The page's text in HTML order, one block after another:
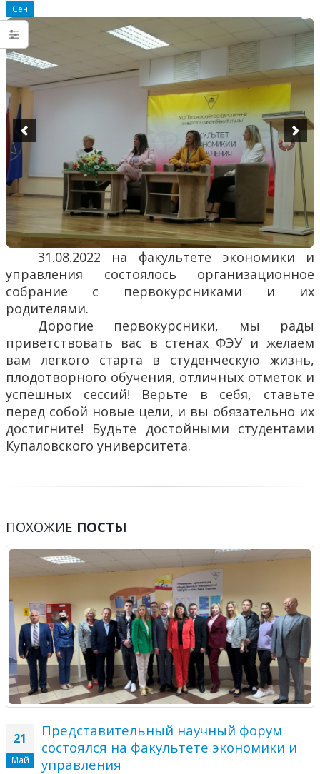
Сен
31.08.2022 на факультете экономики и
управления состоялось организационное
собрание с первокурсниками и их
родителями.
Дорогие первокурсники, мы рады
приветствовать вас в стенах ФЭУ и желаем
вам легкого старта в студенческую жизнь,
плодотворного обучения, отличных отметок и
успешных сессий! Верьте в себя, ставьте
перед собой новые цели, и вы обязательно их
достигните! Будьте достойными студентами
Купаловского университета.
ПОХОЖИЕ ПОСТЫ
21
Май
Представительный научный форум
состоялся на факультете экономики и
управления